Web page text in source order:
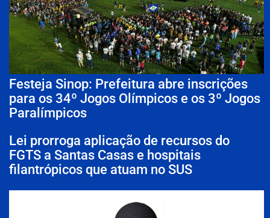
Festeja Sinop: Prefeitura abre inscrições
para os 34º Jogos Olímpicos e os 3º Jogos
Paralímpicos
Lei prorroga aplicação de recursos do
FGTS a Santas Casas e hospitais
filantrópicos que atuam no SUS